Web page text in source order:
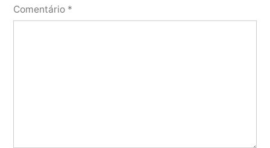
Comentário *